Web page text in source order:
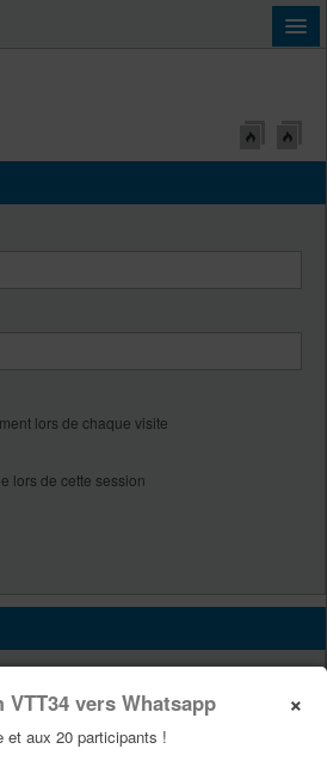
×
vers Whatsapp
et aux 20 participants !
lors de chaque visite
lors de cette session